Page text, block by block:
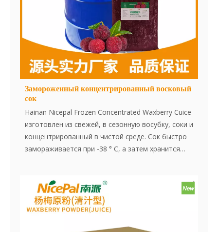
Замороженный концентрированный восковый
сок
Hainan Nicepal Frozen Concentrated Waxberry Cuice
изготовлен из свежей, в сезонную восубку, соки и
концентрированный в чистой среде. Сок быстро
замораживается при -38 ° C, а затем хранится
минут, что эффективно сохраняет свежий вкус и
содержание питательных веществ в восковой
образе.